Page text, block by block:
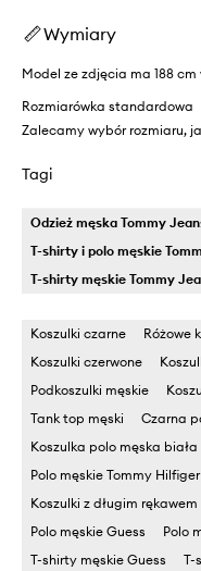
Wymiary
Model ze zdjęcia ma 188
Rozmiarówka standardowa
Zalecamy wybór rozmiaru,
Tagi
Odzież męska Tommy
T-shirty i polo męskie
T-shirty męskie Tommy
Koszulki czarne Różowe
Koszulki czerwone
Podkoszulki męskie
Tank top męski
Czarna
Koszulka polo męska biała
Polo męskie Tommy Hilfiger
Koszulki z długim
Polo męskie Guess
Polo
T-shirty męskie Guess
T-